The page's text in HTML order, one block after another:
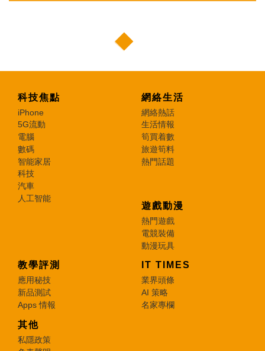
科技焦點
iPhone
5G流動
電腦
數碼
智能家居
科技
汽車
人工智能
網絡生活
網絡熱話
生活情報
筍買着數
旅遊筍料
熱門話題
遊戲動漫
熱門遊戲
電競裝備
動漫玩具
教學評測
應用秘技
新品測試
Apps 情報
IT TIMES
業界頭條
AI 策略
名家專欄
其他
私隱政策